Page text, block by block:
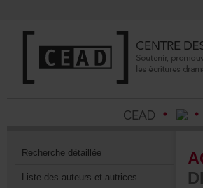
Recherchedétaillée
Listedesauteursetautrices